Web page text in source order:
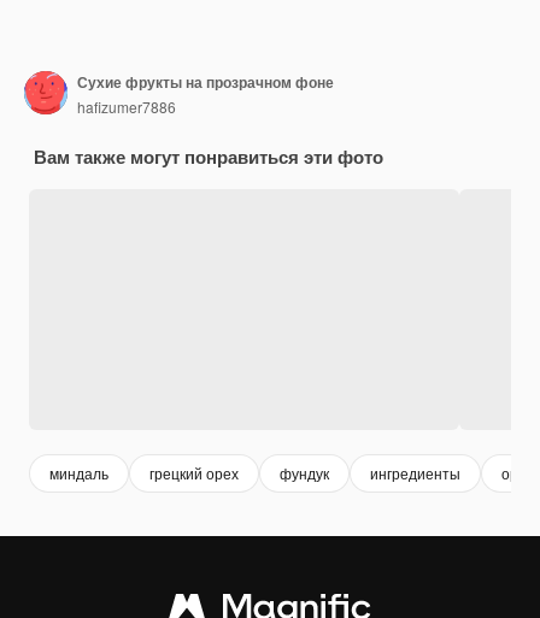
Сухие фрукты на прозрачном фоне
hafizumer7886
Вам также могут понравиться эти фото
миндаль грецкий орех фундук ингредиенты